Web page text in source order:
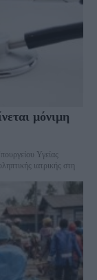
μόνιμη
Υγείας
ιατρικής στη